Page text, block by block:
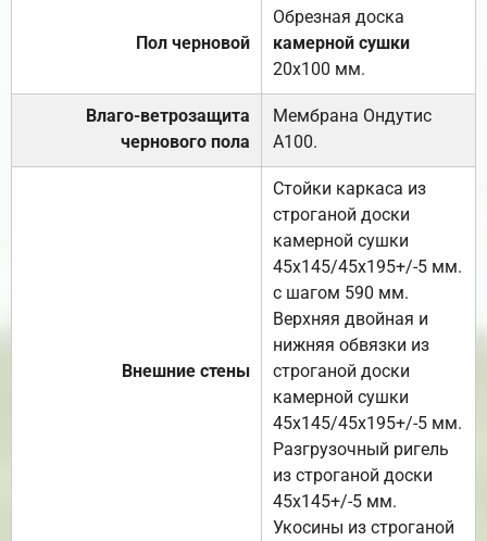
Пол черновой
Обрезная доска
камерной сушки
20х100 мм.
Влаго-ветрозащита
чернового пола
Мембрана Ондутис
А100.
Внешние стены
Стойки каркаса из
строганой доски
камерной сушки
45х145/45х195+/-5 мм.
с шагом 590 мм.
Верхняя двойная и
нижняя обвязки из
строганой доски
камерной сушки
45х145/45х195+/-5 мм.
Разгрузочный ригель
из строганой доски
45х145+/-5 мм.
Укосины из строганой